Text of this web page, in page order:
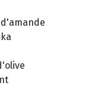
d'amande